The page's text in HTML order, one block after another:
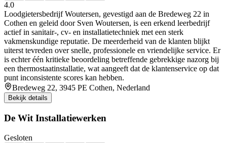
4.0
Loodgietersbedrijf Woutersen, gevestigd aan de Bredeweg 22 in
Cothen en geleid door Sven Woutersen, is een erkend leerbedrijf
actief in sanitair-, cv- en installatietechniek met een sterk
vakmenskundige reputatie. De meerderheid van de klanten blijkt
uiterst tevreden over snelle, professionele en vriendelijke service. Er
is echter één kritieke beoordeling betreffende gebrekkige nazorg bij
een thermostaatinstallatie, wat aangeeft dat de klantenservice op dat
punt inconsistente scores kan hebben.
Bredeweg 22, 3945 PE Cothen, Nederland
Bekijk details
De Wit Installatiewerken
Gesloten